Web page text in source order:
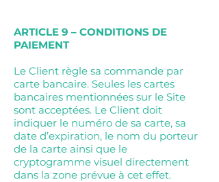
ARTICLE 9 – CONDITIONS DE
PAIEMENT
Le Client règle sa commande par
carte bancaire. Seules les cartes
bancaires mentionnées sur le Site
sont acceptées. Le Client doit
indiquer le numéro de sa carte, sa
date d’expiration, le nom du porteur
de la carte ainsi que le
cryptogramme visuel directement
dans la zone prévue à cet effet.